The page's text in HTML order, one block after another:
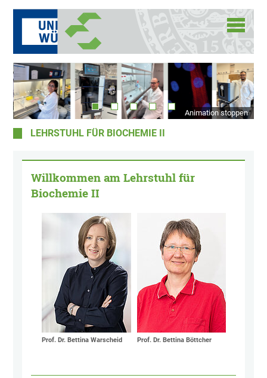
Animation stoppen
LEHRSTUHL FÜR BIOCHEMIE II
Willkommen am Lehrstuhl für
Biochemie II
Prof. Dr. Bettina Warscheid Prof. Dr. Bettina Böttcher